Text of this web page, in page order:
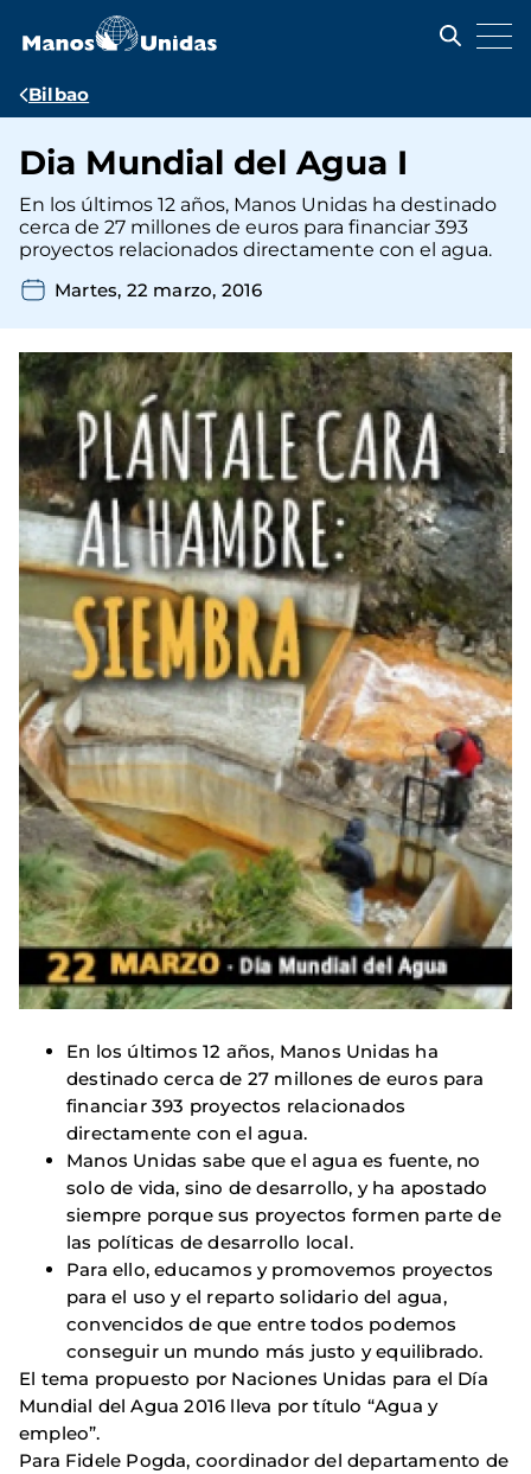
contenido
Ruta
navegación
Bilbao
Dia Mundial del Agua I
En los últimos 12 años, Manos Unidas ha destinado
cerca de 27 millones de euros para financiar 393
proyectos relacionados directamente con el agua.
Martes, 22 marzo, 2016
En los últimos 12 años, Manos Unidas ha
destinado cerca de 27 millones de euros para
financiar 393 proyectos relacionados
directamente con el agua.
Manos Unidas sabe que el agua es fuente, no
solo de vida, sino de desarrollo, y ha apostado
siempre porque sus proyectos formen parte de
las políticas de desarrollo local.
Para ello, educamos y promovemos proyectos
para el uso y el reparto solidario del agua,
convencidos de que entre todos podemos
conseguir un mundo más justo y equilibrado.
El tema propuesto por Naciones Unidas para el Día
Mundial del Agua 2016 lleva por título “Agua y
empleo”.
Para Fidele Pogda, coordinador del departamento de